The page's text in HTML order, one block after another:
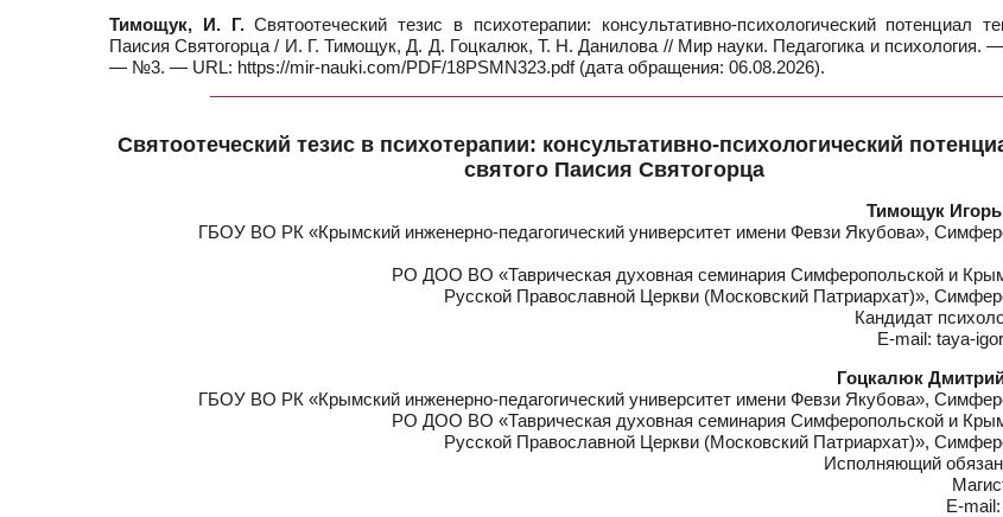
Тимощук, И. Г.Святоотеческий тезис в психотерапии: консультативно-психологический потенциал
Паисия Святогорца / И. Г. Тимощук, Д. Д. Гоцкалюк, Т. Н. Данилова // Мир науки. Педагогика и психология.
— №3. — URL: https://mir-nauki.com/PDF/18PSMN323.pdf (дата обращения: 06.08.2026).
Святоотеческий тезис в психотерапии: консультативно-психологический
святого Паисия Святогорца
Тимощук Игорь
ГБОУ ВО РК «Крымский инженерно-педагогический университет имени Февзи Якубова»,
РО ДОО ВО «Таврическая духовная семинария Симферопольской и
Русской Православной Церкви (Московский Патриархат)»,
Кандидат
E-mail: taya-
Гоцкалюк
ГБОУ ВО РК «Крымский инженерно-педагогический университет имени Февзи Якубова»,
РО ДОО ВО «Таврическая духовная семинария Симферопольской и
Русской Православной Церкви (Московский Патриархат)»,
Исполняющий
E-